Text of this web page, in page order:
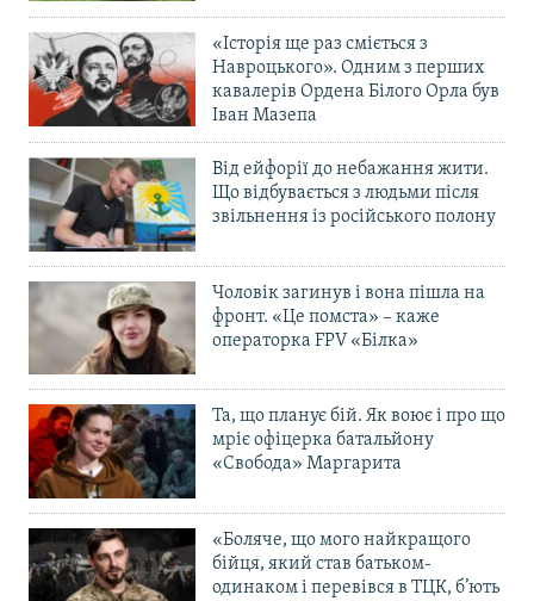
«Історія ще раз сміється з
Навроцького». Одним з перших
кавалерів Ордена Білого Орла був
Іван Мазепа
Від ейфорії до небажання жити.
Що відбувається з людьми після
звільнення із російського полону
Чоловік загинув і вона пішла на
фронт. «Це помста» – каже
операторка FPV «Білка»
Та, що планує бій. Як воює і про що
мріє офіцерка батальйону
«Свобода» Маргарита
«Боляче, що мого найкращого
бійця, який став батьком-
одинаком і перевівся в ТЦК, б’ють